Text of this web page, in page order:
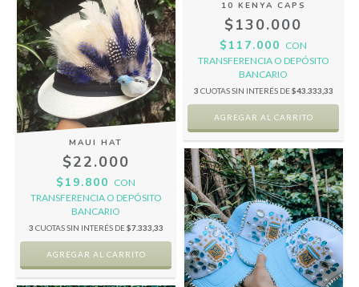
MAUI HAT
$22.000
$19.800 CON
TRANSFERENCIA O DEPÓSITO
BANCARIO
3 CUOTAS SIN INTERÉS DE$7.333,33
10 KENYA CAPS
$130.000
$117.000 CON
TRANSFERENCIA O DEPÓSITO
BANCARIO
3 CUOTAS SIN INTERÉS DE$43.333,33